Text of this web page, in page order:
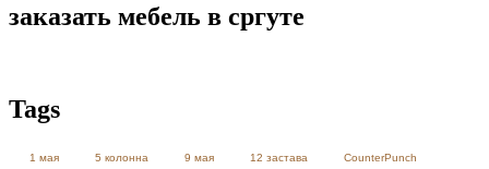
заказать мебель в сргуте
Tags
1 мая 5 колонна 9 мая 12 застава CounterPunch